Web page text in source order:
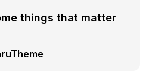
things that matter